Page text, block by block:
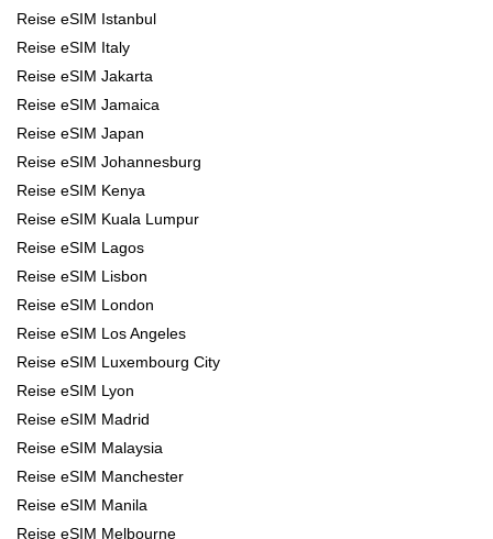
Reise eSIM Istanbul
Reise eSIM Italy
Reise eSIM Jakarta
Reise eSIM Jamaica
Reise eSIM Japan
Reise eSIM Johannesburg
Reise eSIM Kenya
Reise eSIM Kuala Lumpur
Reise eSIM Lagos
Reise eSIM Lisbon
Reise eSIM London
Reise eSIM Los Angeles
Reise eSIM Luxembourg City
Reise eSIM Lyon
Reise eSIM Madrid
Reise eSIM Malaysia
Reise eSIM Manchester
Reise eSIM Manila
Reise eSIM Melbourne